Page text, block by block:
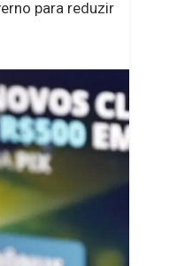
para reduzir